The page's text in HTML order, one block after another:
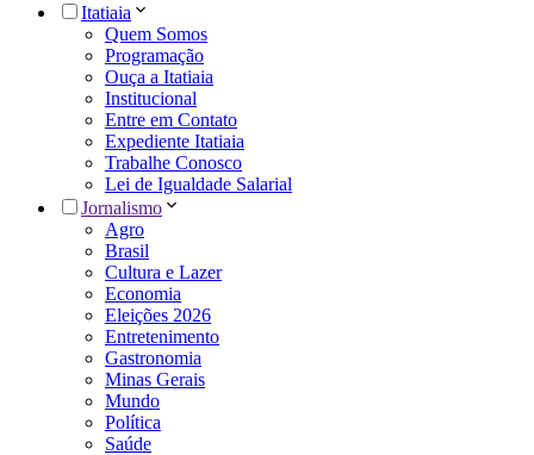
Itatiaia
Quem Somos
Programação
Ouça a Itatiaia
Institucional
Entre em Contato
Expediente Itatiaia
Trabalhe Conosco
Lei de Igualdade Salarial
Jornalismo
Agro
Brasil
Cultura e Lazer
Economia
Eleições 2026
Entretenimento
Gastronomia
Minas Gerais
Mundo
Política
Saúde